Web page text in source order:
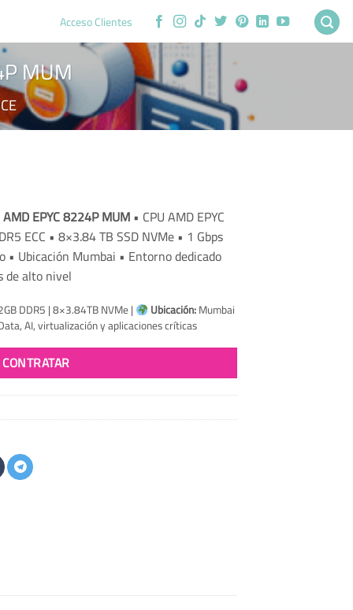
Acceso Clientes
MUM
EPYC 8224P MUM• CPU AMD EPYC
ECC • 8×3.84 TB SSD NVMe • 1 Gbps
• Ubicación Mumbai • Entorno dedicado
de alto nivel
DDR5 | 8×3.84TB NVMe | Ubicación:Mumbai
AI, virtualización y aplicaciones críticas
CONTRATAR